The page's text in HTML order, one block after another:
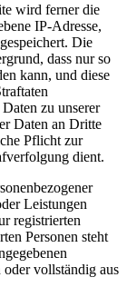
wird ferner die
IP-Adresse,
Die
dass nur so
kann, und diese
zu unserer
Daten an Dritte
Pflicht zur
dient.
Leistungen
registrierten
Personen steht
oder vollständig aus